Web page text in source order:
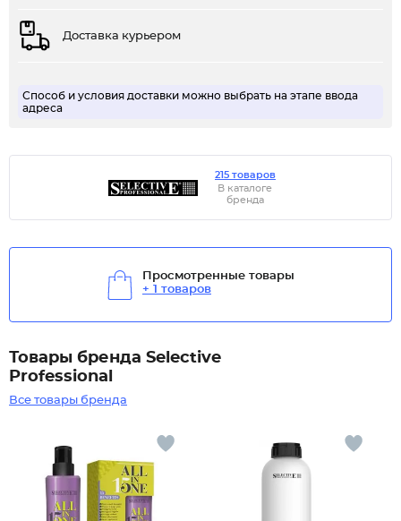
Доставка курьером
Способ и условия доставки можно выбрать на этапе ввода
адреса
215 товаров
В каталоге
бренда
Просмотренные товары
+ 1 товаров
Товары бренда Selective
Professional
Все товары бренда